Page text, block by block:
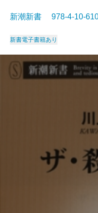
新潮新書 978-4-10-
新書電子書籍あり